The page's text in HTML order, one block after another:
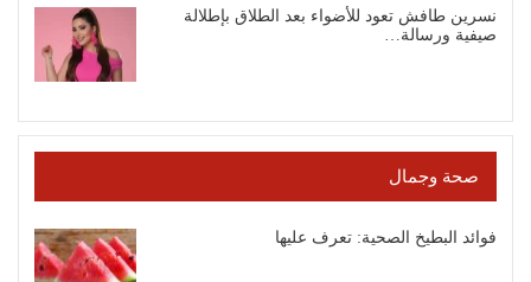
نسرين طافش تعود للأضواء بعد الطلاق بإطلالة
صيفية ورسالة…
صحة وجمال
فوائد البطيخ الصحية: تعرف عليها